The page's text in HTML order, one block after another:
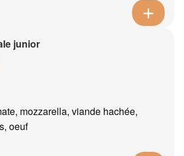
junior
mozzarella, viande hachée,
oeuf